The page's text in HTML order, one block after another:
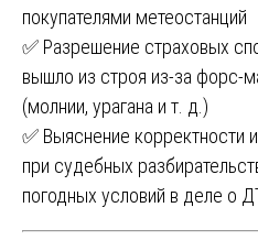
покупателями метеостанций
✅ Разрешение страховых
вышло из строя из-за форс-
(молнии, урагана и т. д.)
✅ Выяснение корректности
при судебных
погодных условий в деле о